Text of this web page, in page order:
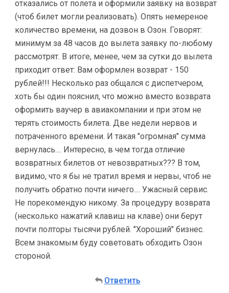
отказались от полета и оформили заявку на возврат
(чтоб билет могли реализовать). Опять немереное
количество времени, на дозвон в Озон. Говорят:
минимум за 48 часов до вылета заявку по-любому
рассмотрят. В итоге, менее, чем за сутки до вылета
приходит ответ: Вам оформлен возврат - 150
рублей!!! Несколько раз общался с диспетчером,
хоть бы один пояснил, что можно вместо возврата
оформить ваучер в авиакомпании и при этом не
терять стоимость билета. Две недели нервов и
потраченного времени. И такая "огромная" сумма
вернулась.... Интересно, в чем тогда отличие
возвратных билетов от невозвратных??? В том,
видимо, что я бы не тратил время и нервы, чтоб не
получить обратно почти ничего.... Ужасный сервис.
Не порекомендую никому. За процедуру возврата
(несколько нажатий клавиш на клаве) они берут
почти полторы тысячи рублей. "Хороший" бизнес.
Всем знакомым буду советовать обходить Озон
стороной.
Ответить